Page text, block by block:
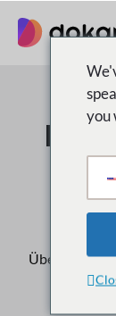
Inhalt
springen
Der
Über 50,000
you